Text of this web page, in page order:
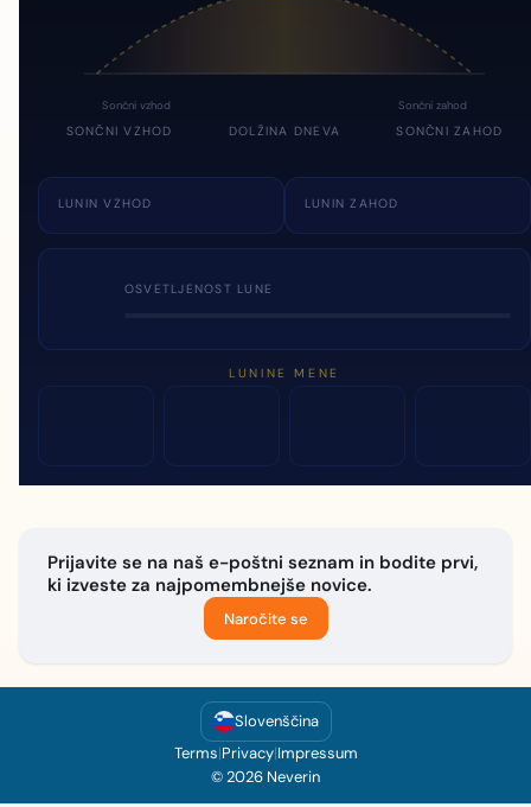
Sončni vzhod Sončni zahod
SONČNI VZHOD DOLŽINA DNEVA SONČNI ZAHOD
LUNIN VZHOD LUNIN ZAHOD
OSVETLJENOST LUNE
LUNINE MENE
Prijavite se na naš e-poštni seznam in bodite prvi,
ki izveste za najpomembnejše novice.
Naročite se
Slovenščina
Terms|Privacy|Impressum
© 2026 Neverin